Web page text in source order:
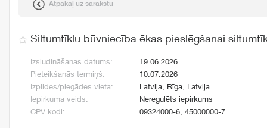
Atpakaļ uz sarakstu
Siltumtīklu būvniecība ēkas pieslēgšanai
Izsludināšanas datums:
19.06.2026
Pieteikšanās termiņš:
10.07.2026
Izpildes/piegādes vieta:
Latvija, Rīga, Latvija
Iepirkuma veids:
Neregulēts iepirkums
CPV kodi:
09324000-6, 45000000-7